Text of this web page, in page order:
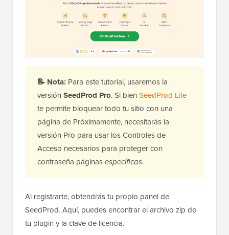
📝 Nota: Para este tutorial, usaremos la
versión SeedProd Pro. Si bien SeedProd Lite
te permite bloquear todo tu sitio con una
página de Próximamente, necesitarás la
versión Pro para usar los Controles de
Acceso necesarios para proteger con
contraseña páginasespecíficas.
Al registrarte, obtendrás tu propio panel de
SeedProd. Aquí, puedes encontrar el archivo zip de
tu plugin y la clave de licencia.